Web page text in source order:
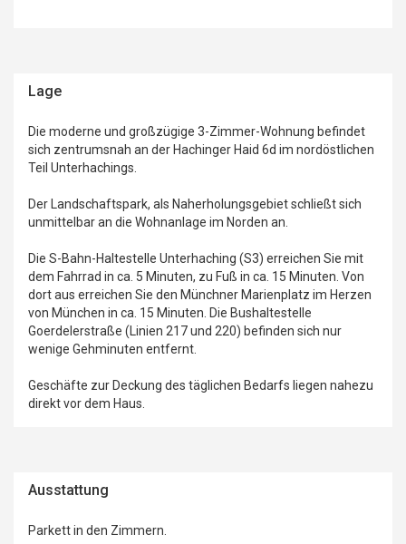
Lage
Die moderne und großzügige 3-Zimmer-Wohnung befindet
sich zentrumsnah an der Hachinger Haid 6d im nordöstlichen
Teil Unterhachings.
Der Landschaftspark, als Naherholungsgebiet schließt sich
unmittelbar an die Wohnanlage im Norden an.
Die S-Bahn-Haltestelle Unterhaching (S3) erreichen Sie mit
dem Fahrrad in ca. 5 Minuten, zu Fuß in ca. 15 Minuten. Von
dort aus erreichen Sie den Münchner Marienplatz im Herzen
von München in ca. 15 Minuten. Die Bushaltestelle
Goerdelerstraße (Linien 217 und 220) befinden sich nur
wenige Gehminuten entfernt.
Geschäfte zur Deckung des täglichen Bedarfs liegen nahezu
direkt vor dem Haus.
Ausstattung
Parkett in den Zimmern.